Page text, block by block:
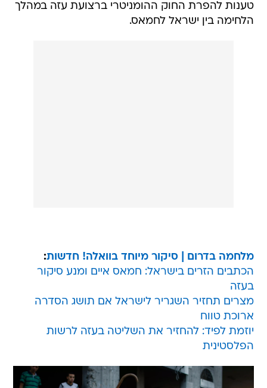
טענות להפרת החוק ההומניטרי ברצועת עזה במהלך
הלחימה בין ישראל לחמאס.
מלחמה בדרום | סיקור מיוחד בוואלה! חדשות:
הכתבים הזרים בישראל: חמאס איים ומנע סיקור
בעזה
מצרים תחזיר השגריר לישראל אם תושג הסדרה
ארוכת טווח
יוזמת לפיד: להחזיר את השליטה בעזה לרשות
הפלסטינית